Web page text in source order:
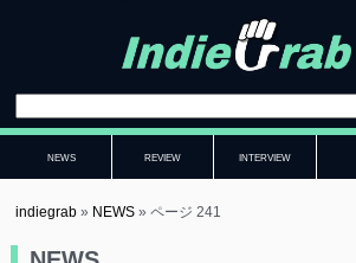
NEWS REVIEW INTERVIEW
indiegrab » NEWS »ページ 241